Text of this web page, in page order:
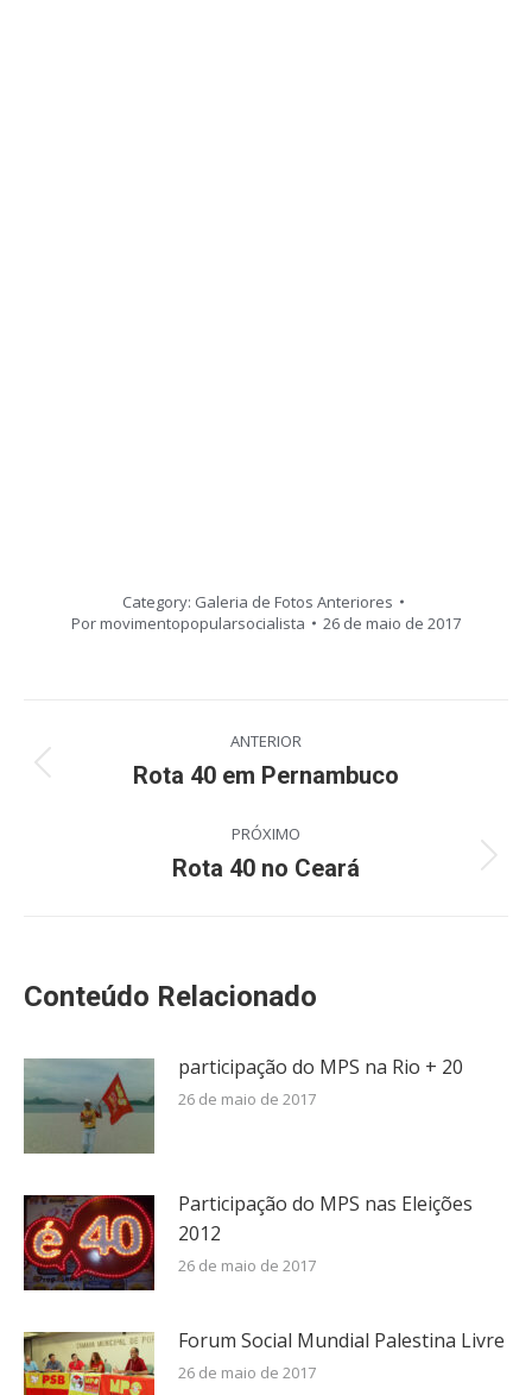
Category: Galeria de Fotos Anteriores
Pormovimentopopularsocialista 26 de maio de 2017
de
ANTERIOR
Post
Rota 40 em Pernambuco
PRÓXIMO
Próximo
Rota 40 no Ceará
Conteúdo Relacionado
participação do MPS na Rio + 20
26 de maio de 2017
Participação do MPS nas Eleições
2012
26 de maio de 2017
Forum Social Mundial Palestina Livre
26 de maio de 2017